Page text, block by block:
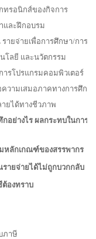
ทรอนิกส์ของกิจการ
และฝึกอบรม
ายจ่ายเพื่อการศึกษา/การกี
โลยี และนวัตกรรม
ารโปรแกรมคอมพิวเตอร์
วามเสมอภาคทางการศึกษา
ยได้ทางชีวภาพ
ย่างไร ผลกระทบในการค
หลักเกณฑ์ของสรรพากร
รายจ่ายได้ไม่ถูกบวกกลับ
องทราบ
ภาษี